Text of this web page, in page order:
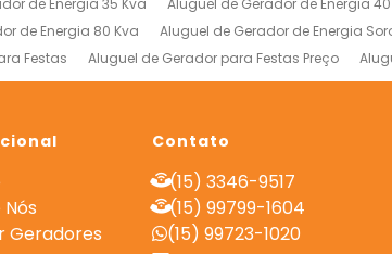
de Energia 35 Kva Aluguel de Gerador de Energia
de Energia 80 Kva Aluguel de Gerador de Energia
Festas Aluguel de Gerador para Festas Preço
Energia Empresa de Geradores Empresa de
Locação de Compressores de Alta Pressão
para Obras Preço Aluguel de Gerador Preço
Geradores
Contato
(15) 3346-9517
(15) 99799-1604
(15) 99723-1020